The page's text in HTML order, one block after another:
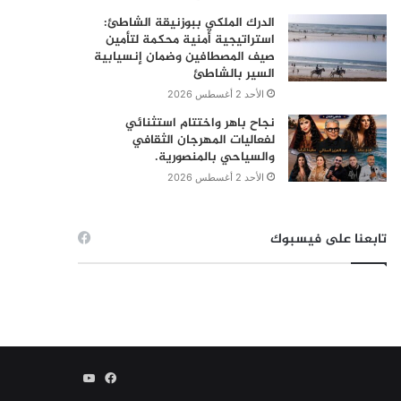
الدرك الملكي ببوزنيقة الشاطئ:
استراتيجية أمنية محكمة لتأمين
صيف المصطافين وضمان إنسيابية
السير بالشاطئ
الأحد 2 أغسطس 2026
نجاح باهر واختتام استثنائي
لفعاليات المهرجان الثقافي
والسياحي بالمنصورية.
الأحد 2 أغسطس 2026
تابعنا على فيسبوك
فيسبوكيوتيوب